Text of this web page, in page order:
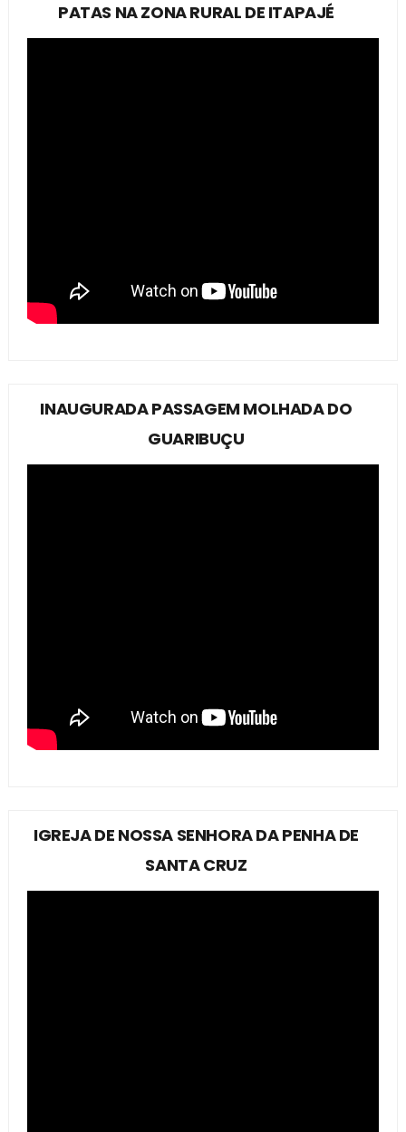
PATAS NA ZONA RURAL DE ITAPAJÉ
INAUGURADA PASSAGEM MOLHADA DO
GUARIBUÇU
IGREJA DE NOSSA SENHORA DA PENHA DE
SANTA CRUZ